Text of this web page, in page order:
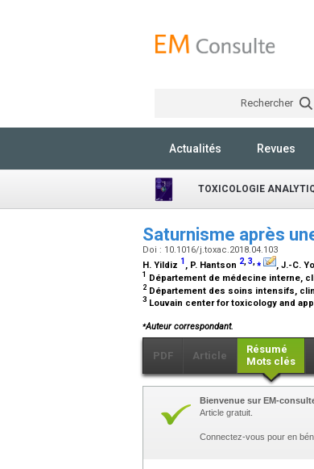
Rechercher
Actualités Revues
TOXICOLOGIE
Saturnisme après
Doi : 10.1016/j.toxac.2018.04.103
H. Yildiz 1 , P. Hantson 2,3,⁎ , J.-C.
1 Département de médecine interne,
2 Département des soins intensifs,
3 Louvain center for toxicology and
⁎Auteur correspondant.
PDF Article
Résumé
Mots clés
Bienvenue sur EM-
Article gratuit.
Connectez-vous pour en